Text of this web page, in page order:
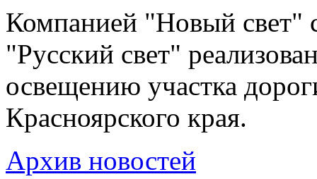
Компанией "Новый свет"
"Русский свет"
освещению участка
Красноярского края.
Архив новостей